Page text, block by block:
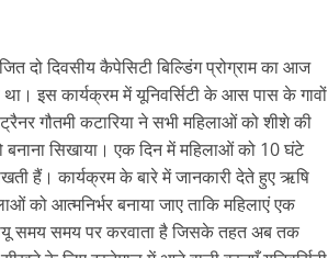
दो दिवसीय कैपेसिटी बिल्डिंग प्रोग्राम का आज
इस कार्यक्रम में यूनिवर्सिटी के आस पास के गावों
गौतमी कटारिया ने सभी महिलाओं को शीशे की
सिखाया। एक दिन में महिलाओं को 10 घंटे
हैं। कार्यक्रम के बारे में जानकारी देते हुए ऋषि
को आत्मनिर्भर बनाया जाए ताकि महिलाएं एक
समय समय पर करवाता है जिसके तहत अब तक